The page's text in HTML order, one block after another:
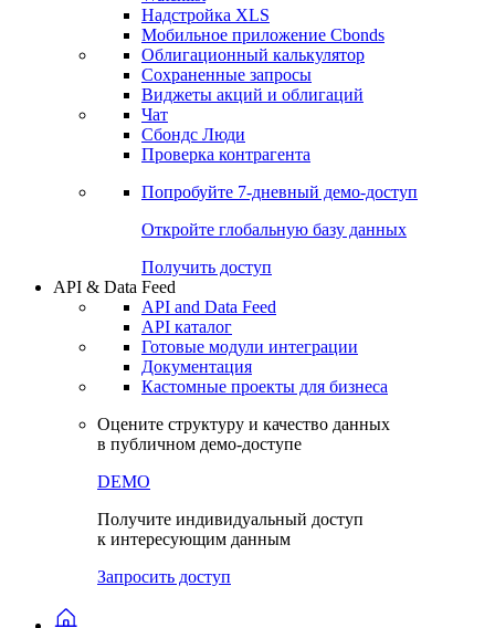
Получить доступ
Инструментарий
Портфель
Watchlist
Надстройка XLS
Мобильное приложение Cbonds
Облигационный калькулятор
Сохраненные запросы
Чат
Проверка контрагента
Попробуйте7-дневный
Откройте глобальную базу данных
Получить доступ
API & Data Feed
API and Data Feed
Готовые модули интеграции
Документация
в публичном демо-доступе